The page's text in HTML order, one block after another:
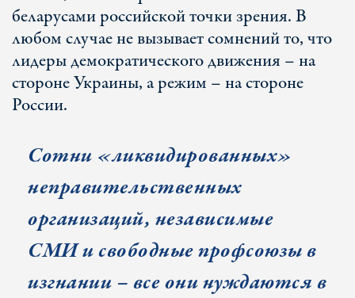
беларусами российской точки зрения. В
любом случае не вызывает сомнений то, что
лидеры демократического движения – на
стороне Украины, а режим – на стороне
России.
Сотни «ликвидированных»
неправительственных
организаций, независимые
СМИ и свободные профсоюзы в
изгнании – все они нуждаются в